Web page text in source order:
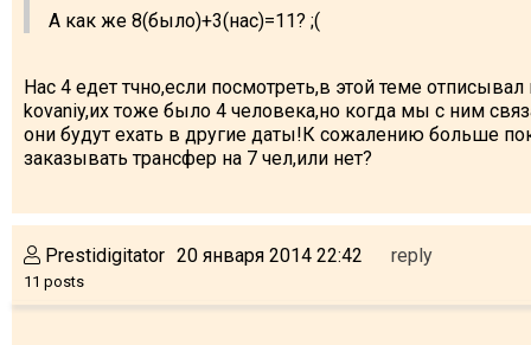
А как же 8(было)+3(нас)=11? ;(
Нас 4 едет тчно,если посмотреть,в этой теме
kovaniy,их тоже было 4 человека,но когда мы с ним
они будут ехать в другие даты!К сожалению больше
заказывать трансфер на 7 чел,или нет?
Prestidigitator
11 posts
20 января 2014 22:42 reply